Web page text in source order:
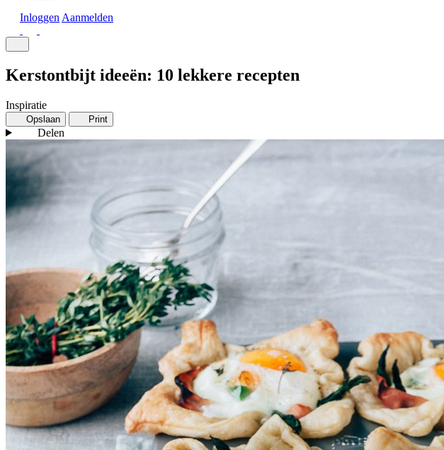
Inloggen Aanmelden
Kerstontbijt ideeën: 10 lekkere recepten
Inspiratie
Opslaan Print
Delen